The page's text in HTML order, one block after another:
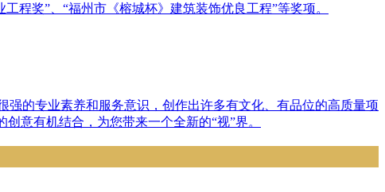
程奖”、“福州市《榕城杯》建筑装饰优良工程”等奖项。
的专业素养和服务意识，创作出许多有文化、有品位的高质量项
意有机结合，为您带来一个全新的“视”界。